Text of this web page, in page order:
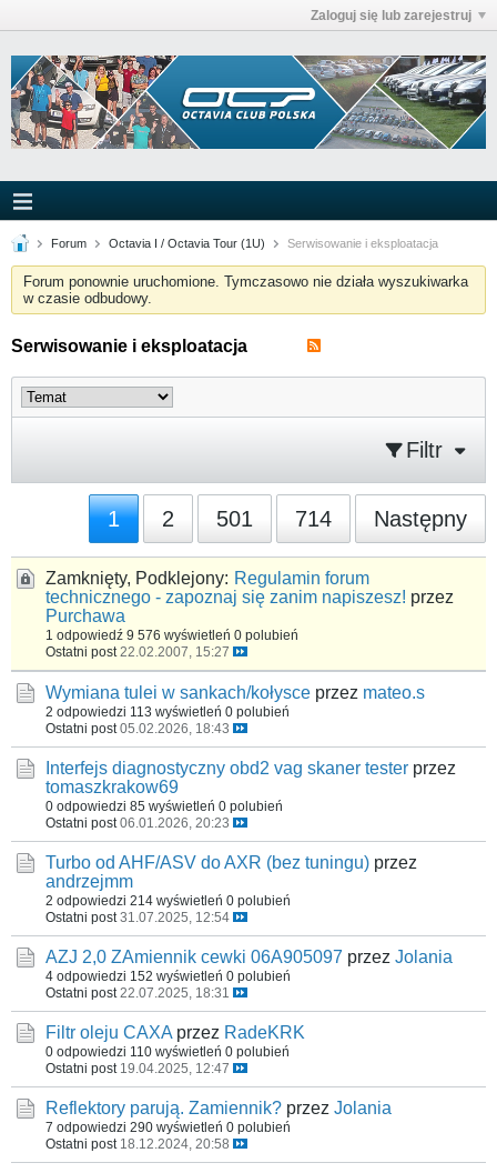
Zaloguj się lub zarejestruj
Forum Octavia I / Octavia Tour (1U) Serwisowanie i eksploatacja
Forum ponownie uruchomione. Tymczasowo nie działa wyszukiwarka
w czasie odbudowy.
Serwisowanie i eksploatacja
Filtr
1 2 501 714 Następny
Zamknięty, Podklejony: Regulamin forum
technicznego - zapoznaj się zanim napiszesz! przez
Purchawa
1 odpowiedź 9 576 wyświetleń 0 polubień
Ostatni post 22.02.2007, 15:27
Wymiana tulei w sankach/kołysce przez mateo.s
2 odpowiedzi 113 wyświetleń 0 polubień
Ostatni post 05.02.2026, 18:43
Interfejs diagnostyczny obd2 vag skaner tester przez
tomaszkrakow69
0 odpowiedzi 85 wyświetleń 0 polubień
Ostatni post 06.01.2026, 20:23
Turbo od AHF/ASV do AXR (bez tuningu) przez
andrzejmm
2 odpowiedzi 214 wyświetleń 0 polubień
Ostatni post 31.07.2025, 12:54
AZJ 2,0 ZAmiennik cewki 06A905097 przez Jolania
4 odpowiedzi 152 wyświetleń 0 polubień
Ostatni post 22.07.2025, 18:31
Filtr oleju CAXA przez RadeKRK
0 odpowiedzi 110 wyświetleń 0 polubień
Ostatni post 19.04.2025, 12:47
Reflektory parują. Zamiennik? przez Jolania
7 odpowiedzi 290 wyświetleń 0 polubień
Ostatni post 18.12.2024, 20:58